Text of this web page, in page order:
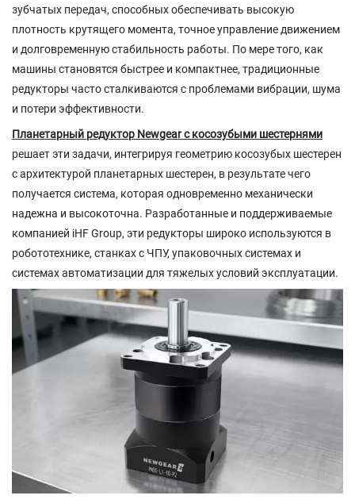
зубчатых передач, способных обеспечивать высокую
плотность крутящего момента, точное управление движением
и долговременную стабильность работы. По мере того, как
машины становятся быстрее и компактнее, традиционные
редукторы часто сталкиваются с проблемами вибрации, шума
и потери эффективности.
Планетарный редуктор Newgear с косозубыми шестернями
решаетэти задачи, интегрируя геометрию косозубых шестерен
с архитектурой планетарных шестерен, в результате чего
получается система, которая одновременно механически
надежна и высокоточна. Разработанные и поддерживаемые
компанией iHF Group, эти редукторы широко используются в
робототехнике, станках с ЧПУ, упаковочных системах и
системах автоматизации для тяжелых условий эксплуатации.